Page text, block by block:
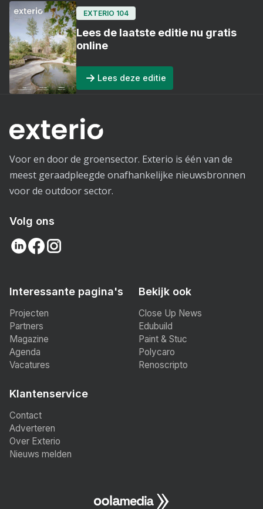
EXTERIO 104
Lees de laatste editie nu gratis
online
Lees deze editie
Voor en door de groensector. Exterio is één van de
meest geraadpleegde onafhankelijke nieuwsbronnen
voor de outdoor sector.
Volg ons
Interessante pagina's
Projecten
Partners
Magazine
Agenda
Vacatures
Bekijk ook
Close Up News
Edubuild
Paint & Stuc
Polycaro
Renoscripto
Klantenservice
Contact
Adverteren
Over Exterio
Nieuws melden